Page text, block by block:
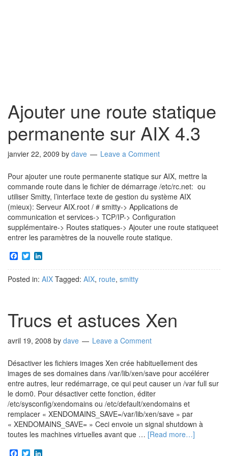
Ajouter une route statique
permanente sur AIX 4.3
janvier 22, 2009 by dave Leave a Comment
Pour ajouter une route permanente statique sur AIX, mettre la
commande route dans le fichier de démarrage /etc/rc.net: ou
utiliser Smitty, l’interface texte de gestion du système AIX
(mieux): Serveur AIX.root / # smitty-> Applications de
communication et services-> TCP/IP-> Configuration
supplémentaire-> Routes statiques-> Ajouter une route statiqueet
entrer les paramètres de la nouvelle route statique.
Facebook
Twitter
Posted in: AIX Tagged: AIX, route, smitty
Trucs et astuces Xen
avril 19, 2008 by dave Leave a Comment
Désactiver les fichiers images Xen crée habituellement des
images de ses domaines dans /var/lib/xen/save pour accélérer
entre autres, leur redémarrage, ce qui peut causer un /var full sur
le dom0. Pour désactiver cette fonction, éditer
/etc/sysconfig/xendomains ou /etc/default/xendomains et
remplacer « XENDOMAINS_SAVE=/var/lib/xen/save » par
« XENDOMAINS_SAVE= » Ceci envoie un signal shutdown à
toutes les machines virtuelles avant que … [Read more…]
Facebook
Twitter